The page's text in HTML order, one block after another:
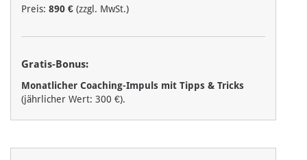
Preis: 890 € (zzgl. MwSt.)
Gratis-Bonus:
Monatlicher Coaching-Impuls mit Tipps & Tricks
(jährlicher Wert: 300 €).